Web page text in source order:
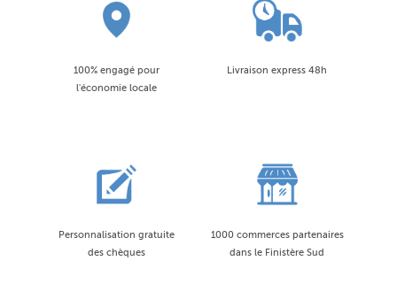
100% engagé pour
l'économie locale
Livraison express 48h
Personnalisation gratuite
des chèques
1000 commerces partenaires
dans le Finistère Sud